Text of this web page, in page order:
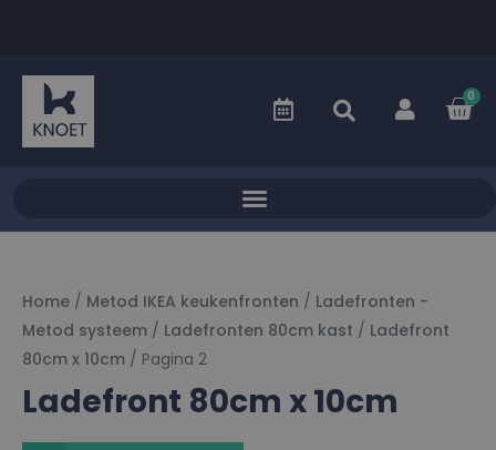
0
Home / Metod IKEA keukenfronten / Ladefronten -
Metod systeem / Ladefronten 80cm kast / Ladefront
80cm x 10cm / Pagina 2
Ladefront 80cm x 10cm